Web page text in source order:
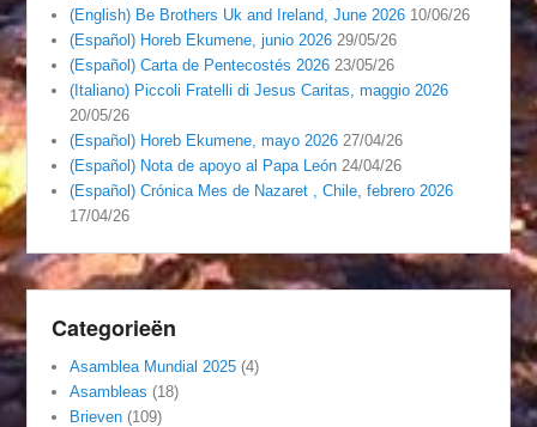
(English) Be Brothers Uk and Ireland, June 2026 10/06/26
(Español) Horeb Ekumene, junio 2026 29/05/26
(Español) Carta de Pentecostés 2026 23/05/26
(Italiano) Piccoli Fratelli di Jesus Caritas, maggio 2026
20/05/26
(Español) Horeb Ekumene, mayo 2026 27/04/26
(Español) Nota de apoyo al Papa León 24/04/26
(Español) Crónica Mes de Nazaret , Chile, febrero 2026
17/04/26
Categorieën
Asamblea Mundial 2025 (4)
Asambleas (18)
Brieven (109)